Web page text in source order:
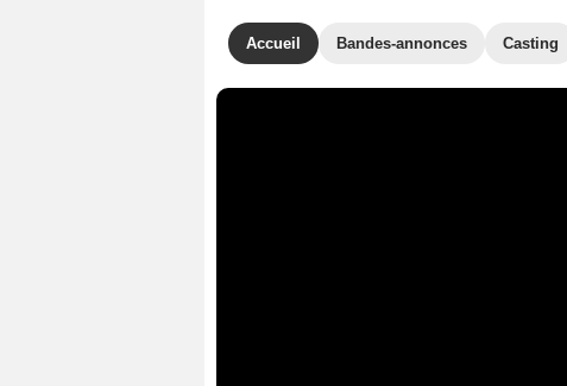
Accueil Bandes-annonces Casting